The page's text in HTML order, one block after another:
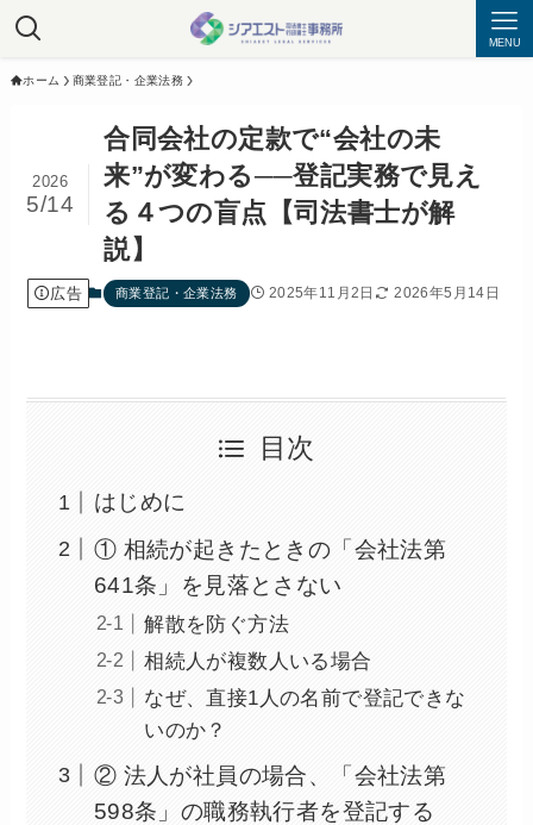
MENU
ホーム 商業登記・企業法務
合同会社の定款で“会社の未
来”が変わる──登記実務で見え
る４つの盲点【司法書士が解
説】
2026
5/14
広告 商業登記・企業法務 2025年11月2日 2026年5月14日
目次
はじめに
① 相続が起きたときの「会社法第
641条」を見落とさない
解散を防ぐ方法
相続人が複数人いる場合
なぜ、直接1人の名前で登記できな
いのか？
② 法人が社員の場合、「会社法第
598条」の職務執行者を登記する